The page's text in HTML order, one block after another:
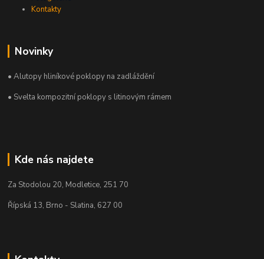
Kontakty
Novinky
• Alutopy hliníkové poklopy na zadláždění
• Svelta kompozitní poklopy s litinovým rámem
Kde nás najdete
Za Stodolou 20, Modletice, 251 70
Řípská 13, Brno - Slatina, 627 00